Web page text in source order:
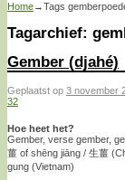
Home→Tags
Tagarchief:
Gember (djahé)
Geplaatst op 3 november
32
Hoe heet het?
Gember, verse gember,
薑 of shēng jiāng / 生薑
gung (Vietnam)